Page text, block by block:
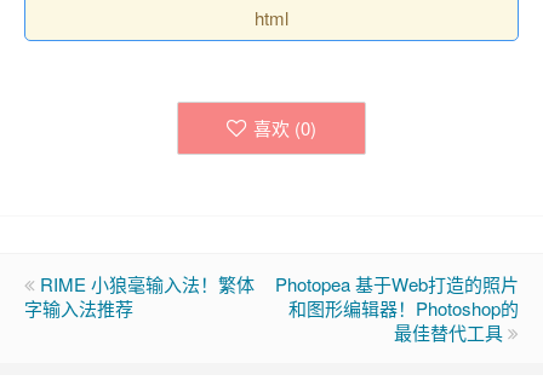
html
喜欢 (0)
RIME 小狼毫输入法！繁体
字输入法推荐
Photopea 基于Web打造的照片
和图形编辑器！Photoshop的
最佳替代工具